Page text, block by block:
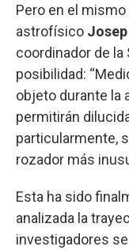
Pero en el mismo
astrofísico
coordinador de la
posibilidad:
objeto durante la
permitirán
particularmente,
rozador más
Esta ha sido
analizada la
investigadores